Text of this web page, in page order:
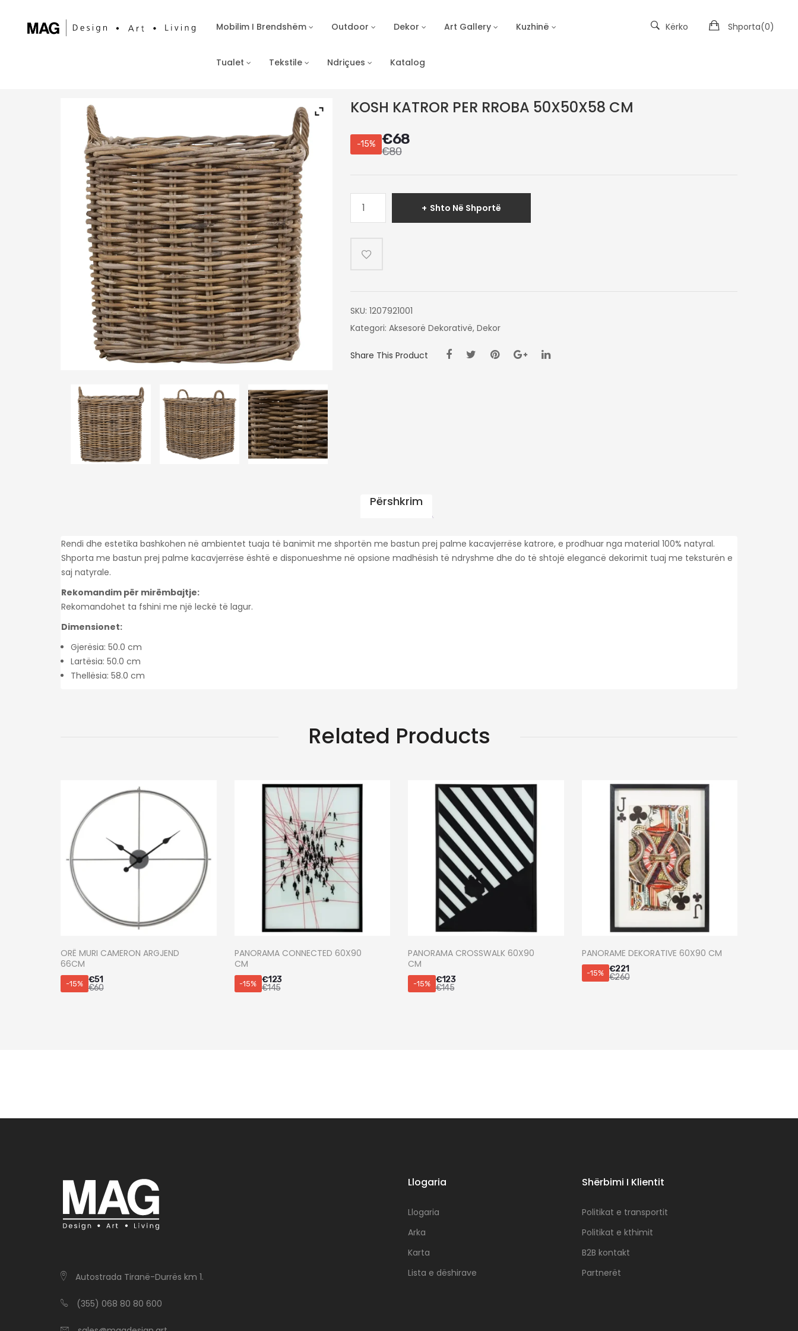
Mobilim I Brendshëm Outdoor Dekor Art Gallery Kuzhinë
Tualet Tekstile Ndriçues Katalog
Shporta(0)
Kërko
KOSH KATROR PER RROBA 50X50X58 CM
-15% €68
€80
KOSH
RROBA
Shto Në Shportë
SKU: 1207921001
Kategori: Aksesorë Dekorativë, Dekor
Share This Product
Përshkrim
Rendi dhe estetika bashkohen në ambientet tuaja të banimit me shportën me bastun prej palme kacavjerrëse katrore, e prodhuar nga material 100% natyral.
Shporta me bastun prej palme kacavjerrëse është e disponueshme në opsione madhësish të ndryshme dhe do të shtojë elegancë dekorimit tuaj me teksturën e
saj natyrale.
Rekomandim për mirëmbajtje:
Rekomandohet ta fshini me një leckë të lagur.
Dimensionet:
Gjerësia: 50.0 cm
Lartësia: 50.0 cm
Thellësia: 58.0 cm
Related Products
ORË MURI CAMERON ARGJEND
66CM
-15% €51
€60
PANORAMA CONNECTED 60X90
CM
-15% €123
€145
PANORAMA CROSSWALK 60X90
CM
-15% €123
€145
PANORAME DEKORATIVE 60X90 CM
-15% €221
€260
Autostrada Tiranë-Durrës km 1.
(355) 068 80 80 600
Llogaria
Llogaria
Arka
Karta
Lista e dëshirave
Shërbimi I Klientit
Politikat e transportit
Politikat e kthimit
B2B kontakt
Partnerët